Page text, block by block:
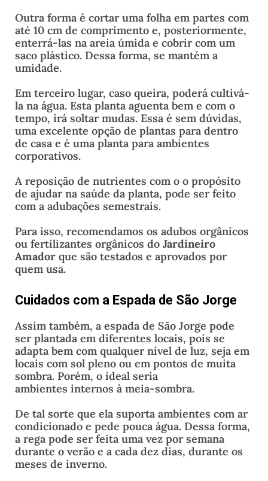
Outra forma é cortar uma folha em partes com
até 10 cm de comprimento e, posteriormente,
enterrá-las na areia úmida e cobrir com um
saco plástico. Dessa forma, se mantém a
umidade.
Em terceiro lugar, caso queira, poderá cultivá-
la na água. Esta planta aguenta bem e com o
tempo, irá soltar mudas. Essa é sem dúvidas,
uma excelente opção de plantas para dentro
de casa e é uma planta para ambientes
corporativos.
A reposição de nutrientes com o o propósito
de ajudar na saúde da planta, pode ser feito
com a adubações semestrais.
Para isso, recomendamos os adubos orgânicos
ou fertilizantes orgânicos do Jardineiro
Amador que são testados e aprovados por
quem usa.
Cuidados com a Espada de São Jorge
Assim também, a espada de São Jorge pode
ser plantada em diferentes locais, pois se
adapta bem com qualquer nível de luz, seja em
locais com sol pleno ou em pontos de muita
sombra. Porém, o ideal seria
ambientes internos à meia-sombra.
De tal sorte que ela suporta ambientes com ar
condicionado e pede pouca água. Dessa forma,
a rega pode ser feita uma vez por semana
durante o verão e a cada dez dias, durante os
meses de inverno.